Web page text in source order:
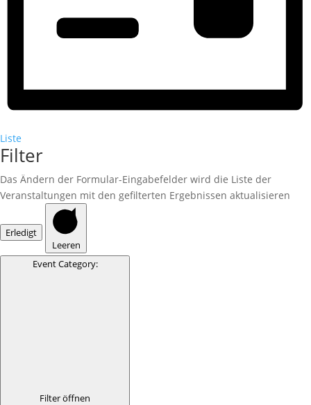
Liste
Filter
Das Ändern der Formular-Eingabefelder wird die Liste der
Veranstaltungen mit den gefilterten Ergebnissen aktualisieren
Erledigt
Leeren
Event Category:
Filter öffnen